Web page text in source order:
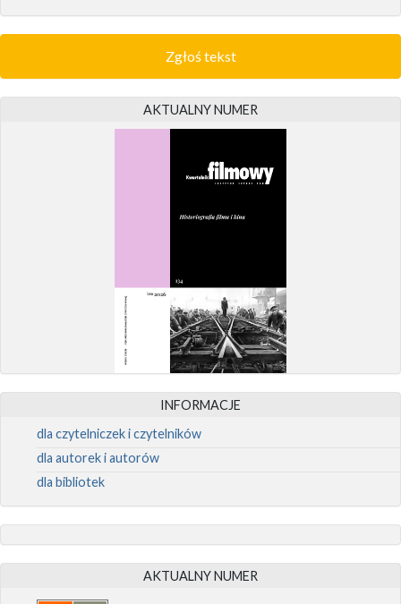
Zgłoś tekst
AKTUALNY NUMER
INFORMACJE
dla czytelniczek i czytelników
dla autorek i autorów
dla bibliotek
AKTUALNY NUMER